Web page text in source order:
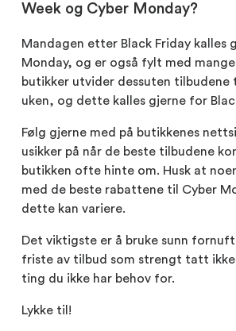
Week og Cyber Monday?
Mandagen etter Black Friday kalles
Monday, og er også fylt med
butikker utvider dessuten tilbudene
uken, og dette kalles gjerne for
Følg gjerne med på butikkenes
usikker på når de beste tilbudene
butikken ofte hinte om. Husk at
med de beste rabattene til Cyber
dette kan variere.
Det viktigste er å bruke sunn
friste av tilbud som strengt tatt
ting du ikke har behov for.
Lykke til!